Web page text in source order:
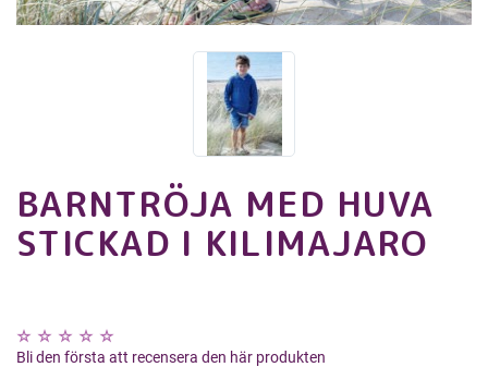
BARNTRÖJA MED HUVA
STICKAD I KILIMAJARO
Bli den första att recensera den här produkten